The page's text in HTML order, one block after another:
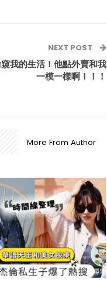
NEXT POST
我的生活！他點外賣和我
一模一樣啊！！！
More From Author